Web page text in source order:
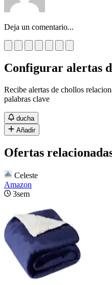
Deja un comentario...
Configurar alertas
Recibe alertas de chollos
palabras clave
ducha
Añadir
Ofertas
Celeste
Amazon
3sem